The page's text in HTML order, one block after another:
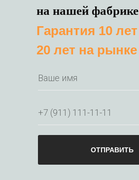
на нашей фабрике
Гарантия 10 лет
20 лет на рынке
ОТПРАВИТЬ